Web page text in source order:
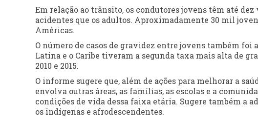
Em relação ao trânsito, os condutores jovens têm até
acidentes que os adultos. Aproximadamente 30 mil
Américas.
O número de casos de gravidez entre jovens também foi
Latina e o Caribe tiveram a segunda taxa mais alta de
2010 e 2015.
O informe sugere que, além de ações para melhorar a
envolva outras áreas, as famílias, as escolas e a
condições de vida dessa faixa etária. Sugere também a
os indígenas e afrodescendentes.